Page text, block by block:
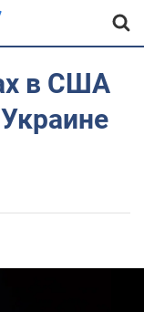
в США